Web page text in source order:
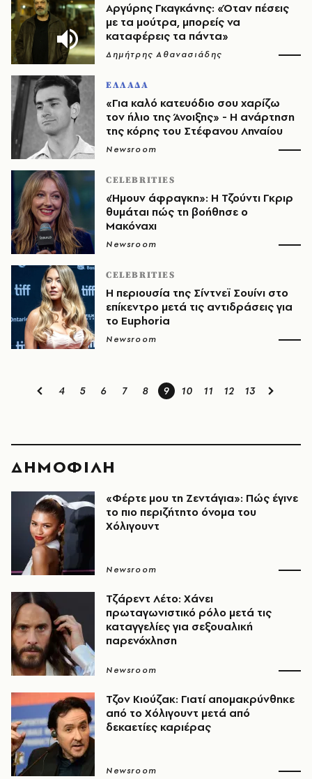
Αργύρης Γκαγκάνης: «Όταν πέσεις
με τα μούτρα, μπορείς να
καταφέρεις τα πάντα»
Δημήτρης Αθανασιάδης
ΕΛΛΑΔΑ
«Για καλό κατευόδιο σου χαρίζω
τον ήλιο της Άνοιξης» - Η ανάρτηση
της κόρης του Στέφανου Ληναίου
Newsroom
CELEBRITIES
«Ήμουν άφραγκη»: Η Τζούντι Γκριρ
θυμάται πώς τη βοήθησε ο
Μακόναχι
Newsroom
CELEBRITIES
Η περιουσία της Σίντνεϊ Σουίνι στο
επίκεντρο μετά τις αντιδράσεις για
το Euphoria
Newsroom
4 5 6 7 8 9 10 11 12 13
ΔΗΜΟΦΙΛΗ
«Φέρτε μου τη Ζεντάγια»: Πώς έγινε
το πιο περιζήτητο όνομα του
Χόλιγουντ
Newsroom
Τζάρεντ Λέτο: Χάνει
πρωταγωνιστικό ρόλο μετά τις
καταγγελίες για σεξουαλική
παρενόχληση
Newsroom
Τζον Κιούζακ: Γιατί απομακρύνθηκε
από το Χόλιγουντ μετά από
δεκαετίες καριέρας
Newsroom